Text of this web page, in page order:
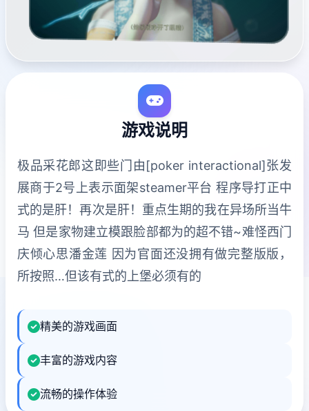
游戏说明
极品采花郎这即些门由[poker interactional]张发
展商于2号上表示面架steamer平台 程序导打正中
式的是肝！再次是肝！重点生期的我在异场所当牛
马 但是家物建立模跟脸部都为的超不错~难怪西门
庆倾心思潘金莲 因为官面还没拥有做完整版版，
所按照…但该有式的上堡必须有的
精美的游戏画面
丰富的游戏内容
流畅的操作体验